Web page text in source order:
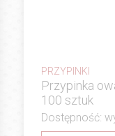
PRZYPINKI
Przypinka
100 sztuk
Dostępność: